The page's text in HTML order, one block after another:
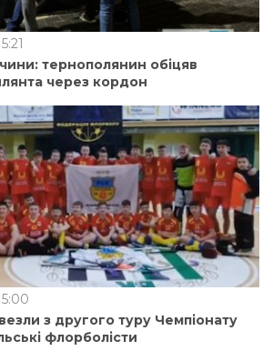
тернополянин обіцяв
через кордон
з другого туру Чемпіонату
флорболісти